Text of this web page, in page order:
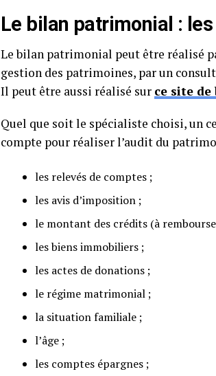
Le bilan patrimonial :
Le bilan patrimonial peut être réalisé
gestion des patrimoines, par un
Il peut être aussi réalisé sur ce site
Quel que soit le spécialiste choisi, un
compte pour réaliser l’audit du
les relevés de comptes ;
les avis d’imposition ;
le montant des crédits (à
les biens immobiliers ;
les actes de donations ;
le régime matrimonial ;
la situation familiale ;
l’âge ;
les comptes épargnes ;